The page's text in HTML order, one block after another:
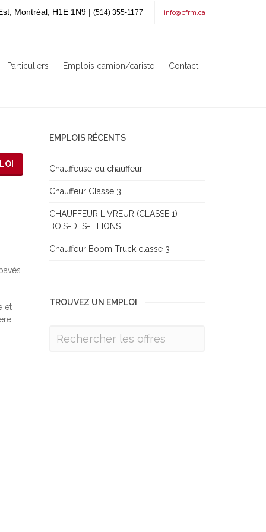
Montréal, H1E 1N9 | (514) 355-1177 info@cfrm.ca
Particuliers Emplois camion/cariste Contact
et
EMPLOIS RÉCENTS
Chauffeuse ou chauffeur
Chauffeur Classe 3
CHAUFFEUR LIVREUR (CLASSE 1) –
BOIS-DES-FILIONS
Chauffeur Boom Truck classe 3
TROUVEZ UN EMPLOI